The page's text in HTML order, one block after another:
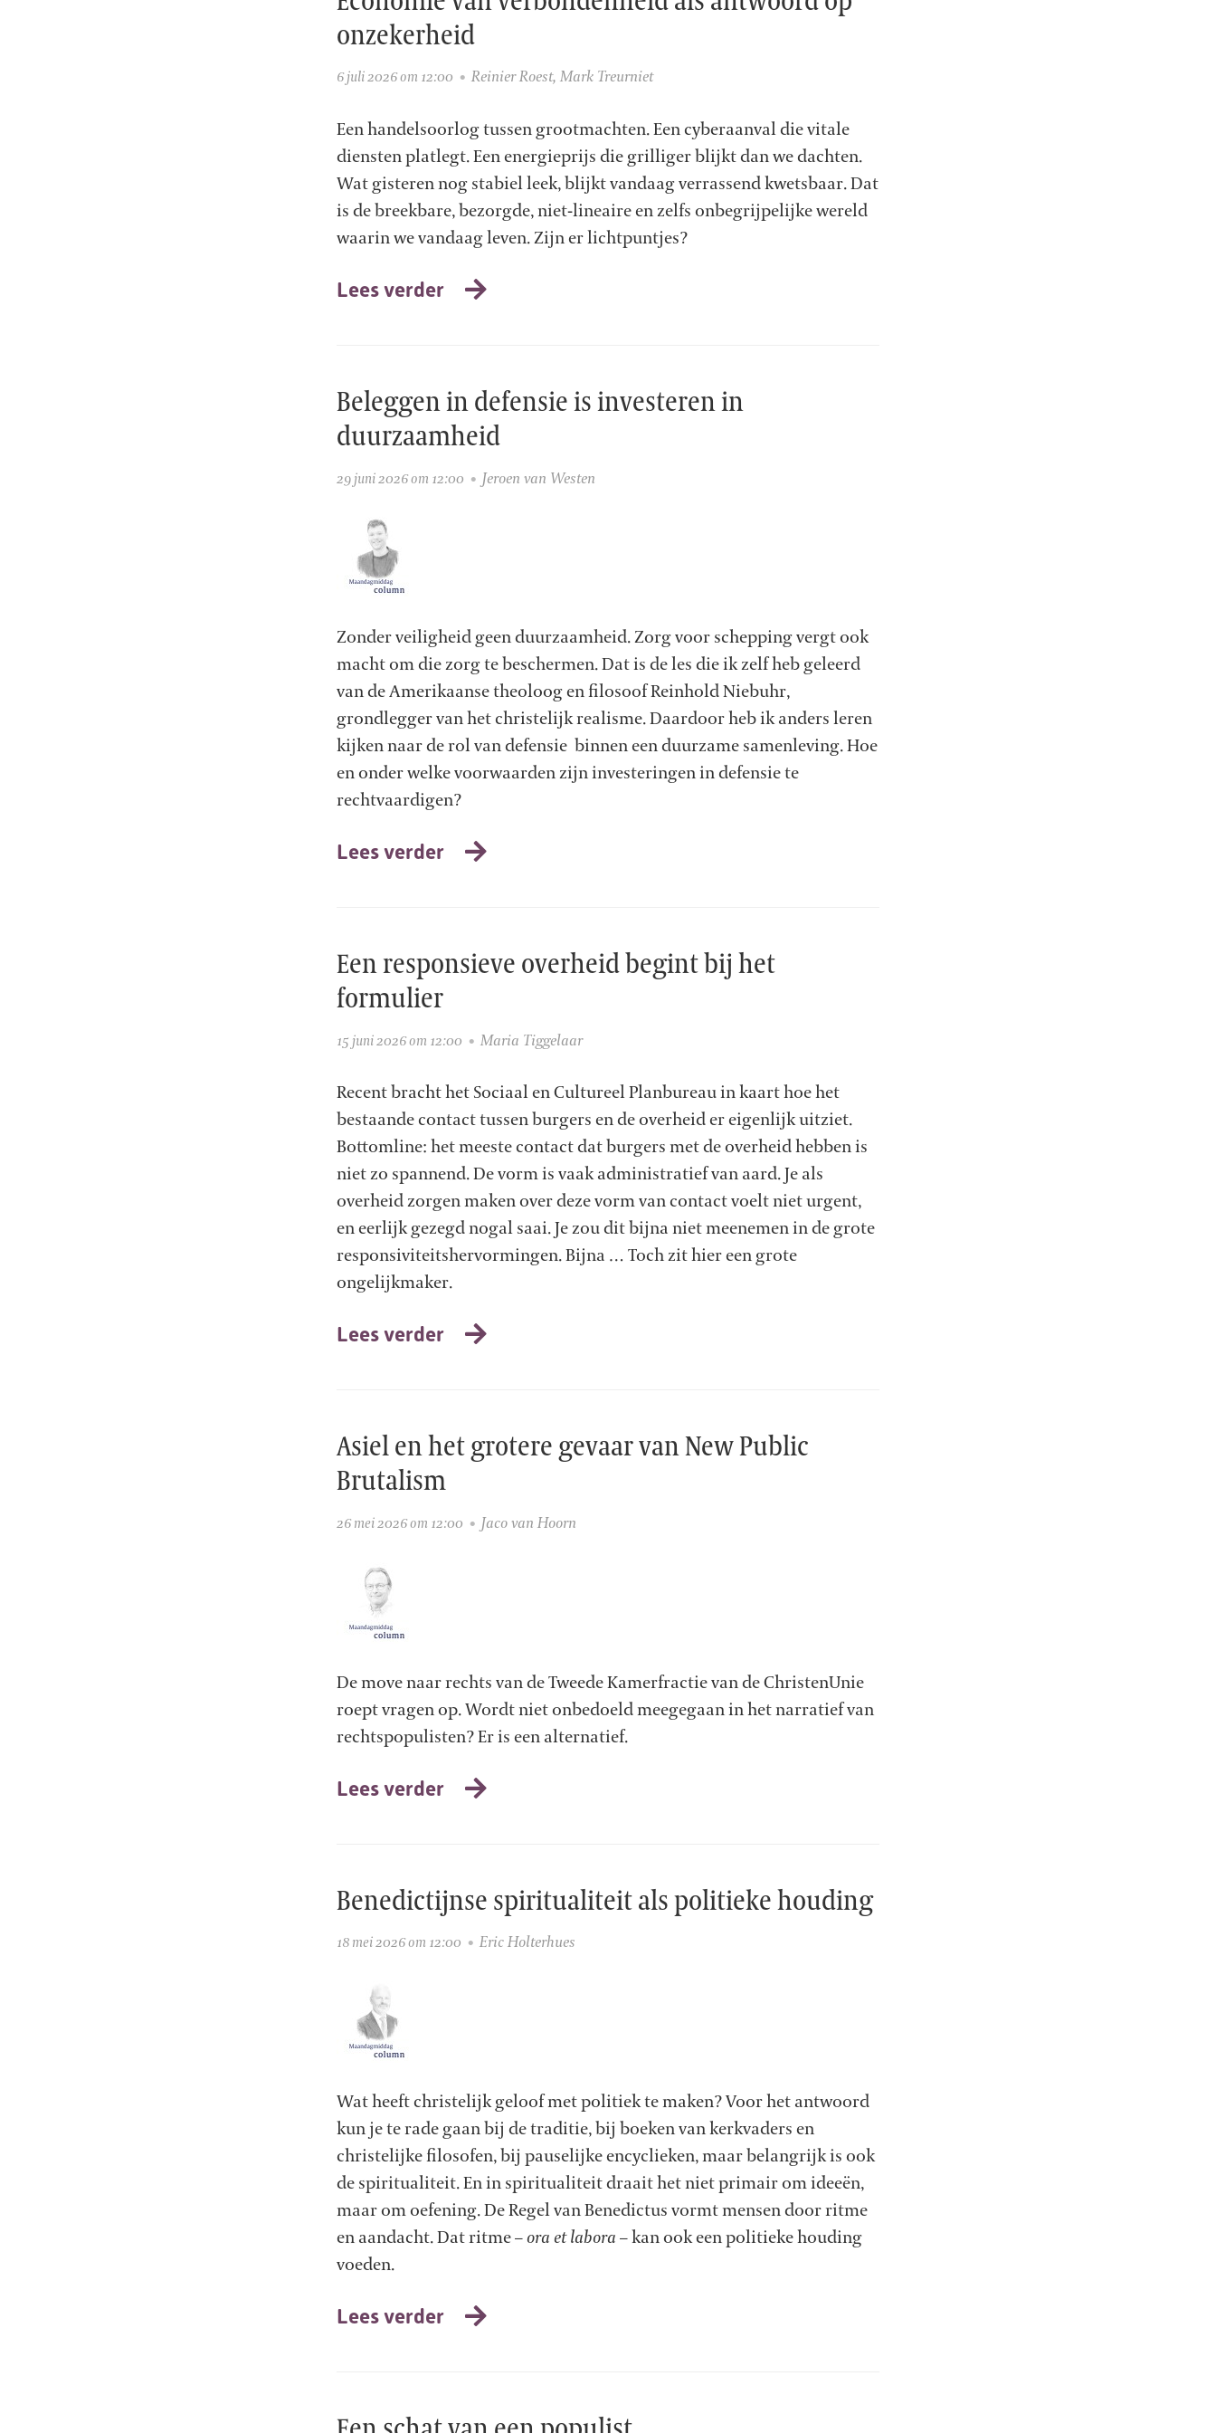
onzekerheid
6 juli 2026 om 12:00 Reinier Roest,Mark Treurniet
Een handelsoorlog tussen grootmachten. Een cyberaanval die vitale
diensten platlegt. Een energieprijs die grilliger blijkt dan we dachten.
Wat gisteren nog stabiel leek, blijkt vandaag verrassend kwetsbaar. Dat
is de breekbare, bezorgde, niet-lineaire en zelfs onbegrijpelijke wereld
waarin we vandaag leven. Zijn er lichtpuntjes?
Lees verder
Beleggen in defensie is investeren in
duurzaamheid
29 juni 2026 om 12:00 Jeroen van Westen
Zonder veiligheid geen duurzaamheid. Zorg voor schepping vergt ook
macht om die zorg te beschermen. Dat is de les die ik zelf heb geleerd
van de Amerikaanse theoloog en filosoof Reinhold Niebuhr,
grondlegger van het christelijk realisme. Daardoor heb ik anders leren
kijken naar de rol van defensie binnen een duurzame samenleving. Hoe
en onder welke voorwaarden zijn investeringen in defensie te
rechtvaardigen?
Lees verder
Een responsieve overheid begint bij het
formulier
15 juni 2026 om 12:00 Maria Tiggelaar
Recent bracht het Sociaal en Cultureel Planbureau in kaart hoe het
bestaande contact tussen burgers en de overheid er eigenlijk uitziet.
Bottomline: het meeste contact dat burgers met de overheid hebben is
niet zo spannend. De vorm is vaak administratief van aard. Je als
overheid zorgen maken over deze vorm van contact voelt niet urgent,
en eerlijk gezegd nogal saai. Je zou dit bijna niet meenemen in de grote
responsiviteitshervormingen. Bijna … Toch zit hier een grote
ongelijkmaker.
Lees verder
Asiel en het grotere gevaar van New Public
Brutalism
26 mei 2026 om 12:00 Jaco van Hoorn
De move naar rechts van de Tweede Kamerfractie van de ChristenUnie
roept vragen op. Wordt niet onbedoeld meegegaan in het narratief van
rechtspopulisten? Er is een alternatief.
Lees verder
Benedictijnse spiritualiteit als politieke houding
18 mei 2026 om 12:00 Eric Holterhues
Wat heeft christelijk geloof met politiek te maken? Voor het antwoord
kun je te rade gaan bij de traditie, bij boeken van kerkvaders en
christelijke filosofen, bij pauselijke encyclieken, maar belangrijk is ook
de spiritualiteit. En in spiritualiteit draait het niet primair om ideeën,
maar om oefening. De Regel van Benedictus vormt mensen door ritme
en aandacht. Dat ritme –ora et labora – kan ook een politieke houding
voeden.
Lees verder